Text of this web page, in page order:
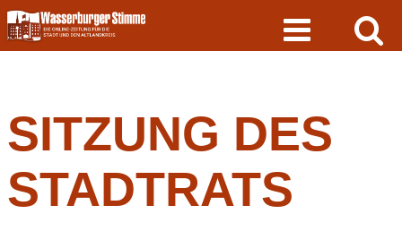
Skip
to
content
SITZUNG DES
STADTRATS